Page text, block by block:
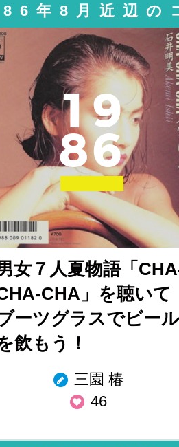
年8月近辺の
19
86
女７人夏物語「
CHA」を聴いて
ーツグラスでビール
飲もう！
三園 椿
46